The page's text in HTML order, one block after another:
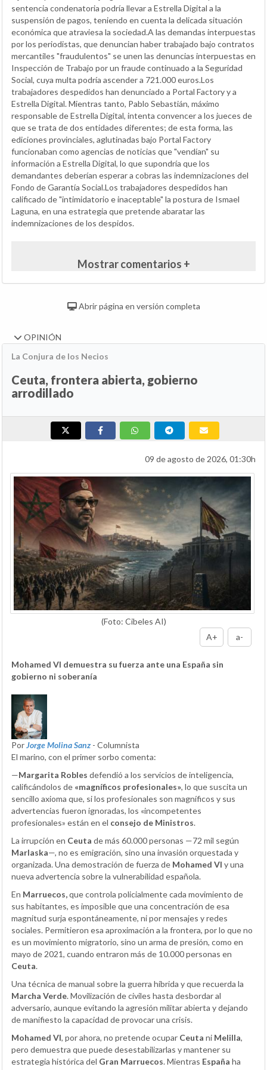
sentencia condenatoria podría llevar a Estrella Digital a la
suspensión de pagos, teniendo en cuenta la delicada situación
económica que atraviesa la sociedad.A las demandas interpuestas
por los periodistas, que denuncian haber trabajado bajo contratos
mercantiles "fraudulentos" se unen las denuncias interpuestas en
Inspección de Trabajo por un fraude continuado a la Seguridad
Social, cuya multa podría ascender a 721.000 euros.Los
trabajadores despedidos han denunciado a Portal Factory y a
Estrella Digital. Mientras tanto, Pablo Sebastián, máximo
responsable de Estrella Digital, intenta convencer a los jueces de
que se trata de dos entidades diferentes; de esta forma, las
ediciones provinciales, aglutinadas bajo Portal Factory
funcionaban como agencias de noticias que "vendían" su
información a Estrella Digital, lo que supondría que los
demandantes deberían esperar a cobras las indemnizaciones del
Fondo de Garantía Social.Los trabajadores despedidos han
calificado de "intimidatorio e inaceptable" la postura de Ismael
Laguna, en una estrategia que pretende abaratar las
indemnizaciones de los despidos.
Mostrar comentarios +
Abrir página en versión completa
OPINIÓN
La Conjura de los Necios
Ceuta, frontera abierta, gobierno
arrodillado
09 de agosto de 2026, 01:30h
(Foto: Cibeles AI)
A+
a-
Mohamed VI demuestra su fuerza ante una España sin
gobierno ni soberanía
PorJorge Molina Sanz - Columnista
El marino, con el primer sorbo comenta:
—Margarita Robles defendió a los servicios de inteligencia,
calificándolos de «magníficos profesionales», lo que suscita un
sencillo axioma que, si los profesionales son magníficos y sus
advertencias fueron ignoradas, los «incompetentes
profesionales» están en el consejo de Ministros.
La irrupción en Ceuta de más 60.000 personas —72 mil según
Marlaska—, no es emigración, sino una invasión orquestada y
organizada. Una demostración de fuerza de Mohamed VI y una
nueva advertencia sobre la vulnerabilidad española.
En Marruecos,que controla policialmente cada movimiento de
sus habitantes, es imposible que una concentración de esa
magnitud surja espontáneamente, ni por mensajes y redes
sociales. Permitieron esa aproximación a la frontera, por lo que no
es un movimiento migratorio, sino un arma de presión, como en
mayo de 2021, cuando entraron más de 10.000 personas en
Ceuta.
Una técnica de manual sobre la guerra híbrida y que recuerda la
Marcha Verde. Movilización de civiles hasta desbordar al
adversario, aunque evitando la agresión militar abierta y dejando
de manifiesto la capacidad de provocar una crisis.
Mohamed VI, por ahora, no pretende ocupar Ceuta ni Melilla,
pero demuestra que puede desestabilizarlas y mantener su
estrategia histórica del Gran Marruecos. Mientras España ha